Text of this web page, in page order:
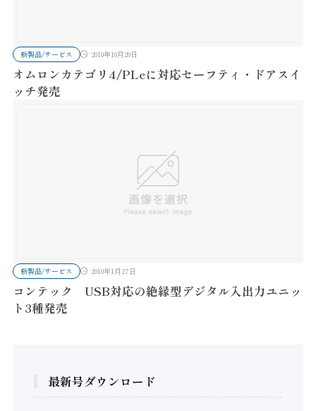
新製品/サービス 2010年10月20日
オムロンカテゴリ4/PLeに対応セーフティ・ドアスイ
ッチ発売
新製品/サービス 2010年1月27日
コンテック USB対応の絶縁型デジタル入出力ユニッ
ト3種発売
最新号ダウンロード